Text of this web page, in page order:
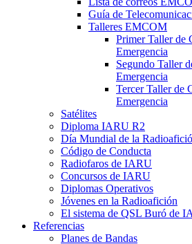
Guía de
Talleres EMCOM
Primer Taller de
Emergencia
Segundo Taller
Emergencia
Tercer Taller de
Emergencia
Satélites
Diploma IARU R2
Día Mundial de la
Código de Conducta
Radiofaros de IARU
Concursos de IARU
Diplomas Operativos
Jóvenes en la Radioafición
El sistema de QSL Buró de
Referencias
Planes de Bandas